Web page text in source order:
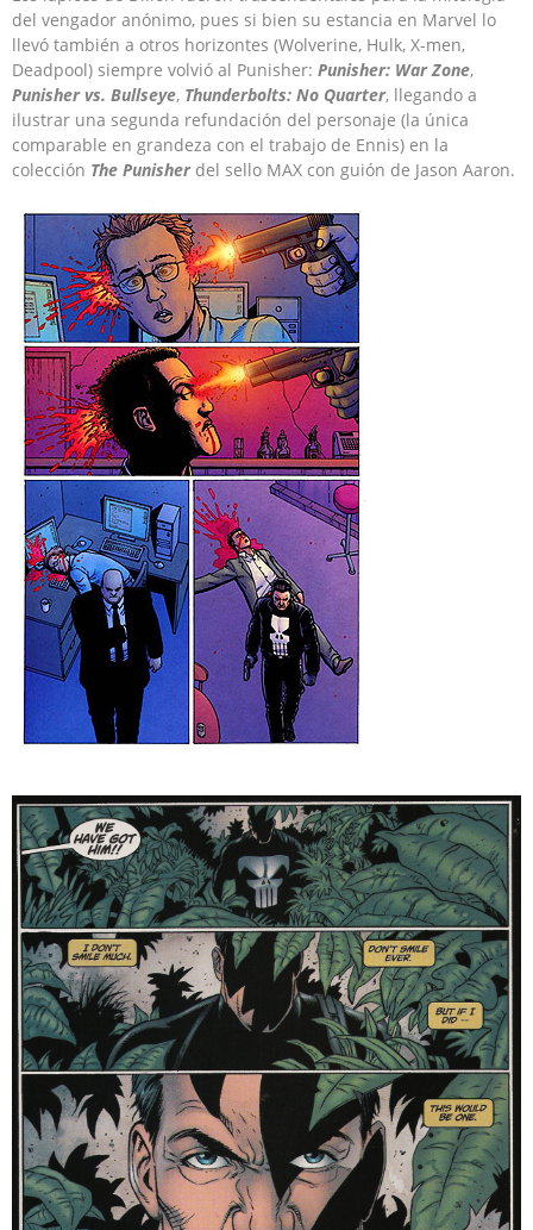
del vengador anónimo, pues si bien su estancia en Marvel lo
llevó también a otros horizontes (Wolverine, Hulk, X-men,
Deadpool) siempre volvió al Punisher: Punisher: War Zone,
Punisher vs. Bullseye, Thunderbolts: No Quarter, llegando a
ilustrar una segunda refundación del personaje (la única
comparable en grandeza con el trabajo de Ennis) en la
colección The Punisherdel sello MAX con guión de Jason Aaron.